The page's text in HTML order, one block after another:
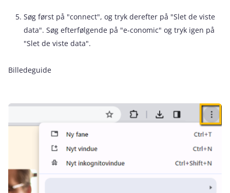
Søg først på "connect", og tryk derefter på "Slet de viste
data". Søg efterfølgende på "e‑conomic" og tryk igen på
"Slet de viste data".
Billedeguide